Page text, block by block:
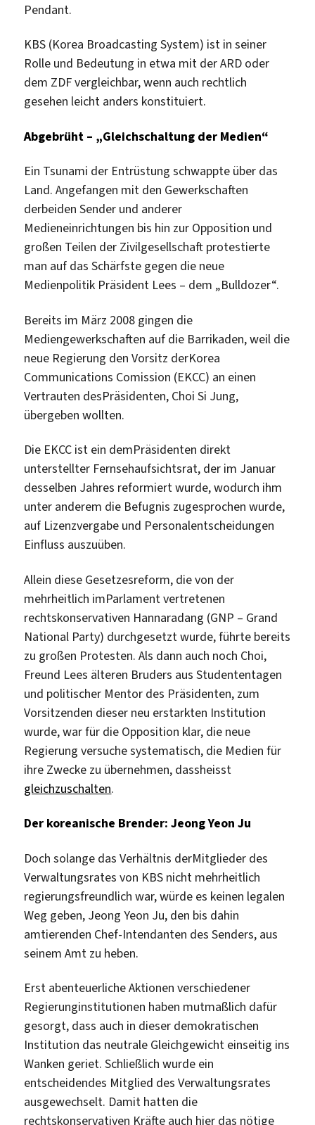
Pendant.
KBS (Korea Broadcasting System) ist in seiner
Rolle und Bedeutung in etwa mit der ARD oder
dem ZDF vergleichbar, wenn auch rechtlich
gesehen leicht anders konstituiert.
Abgebrüht – „Gleichschaltung der Medien“
Ein Tsunami der Entrüstung schwappte über das
Land. Angefangen mit den Gewerkschaften
derbeiden Sender und anderer
Medieneinrichtungen bis hin zur Opposition und
großen Teilen der Zivilgesellschaft protestierte
man auf das Schärfste gegen die neue
Medienpolitik Präsident Lees – dem „Bulldozer“.
Bereits im März 2008 gingen die
Mediengewerkschaften auf die Barrikaden, weil die
neue Regierung den Vorsitz derKorea
Communications Comission (EKCC) an einen
Vertrauten desPräsidenten, Choi Si Jung,
übergeben wollten.
Die EKCC ist ein demPräsidenten direkt
unterstellter Fernsehaufsichtsrat, der im Januar
desselben Jahres reformiert wurde, wodurch ihm
unter anderem die Befugnis zugesprochen wurde,
auf Lizenzvergabe und Personalentscheidungen
Einfluss auszuüben.
Allein diese Gesetzesreform, die von der
mehrheitlich imParlament vertretenen
rechtskonservativen Hannaradang (GNP – Grand
National Party) durchgesetzt wurde, führte bereits
zu großen Protesten. Als dann auch noch Choi,
Freund Lees älteren Bruders aus Studententagen
und politischer Mentor des Präsidenten, zum
Vorsitzenden dieser neu erstarkten Institution
wurde, war für die Opposition klar, die neue
Regierung versuche systematisch, die Medien für
ihre Zwecke zu übernehmen, dassheisst
gleichzuschalten.
Der koreanische Brender: Jeong Yeon Ju
Doch solange das Verhältnis derMitglieder des
Verwaltungsrates von KBS nicht mehrheitlich
regierungsfreundlich war, würde es keinen legalen
Weg geben, Jeong Yeon Ju, den bis dahin
amtierenden Chef-Intendanten des Senders, aus
seinem Amt zu heben.
Erst abenteuerliche Aktionen verschiedener
Regierunginstitutionen haben mutmaßlich dafür
gesorgt, dass auch in dieser demokratischen
Institution das neutrale Gleichgewicht einseitig ins
Wanken geriet. Schließlich wurde ein
entscheidendes Mitglied des Verwaltungsrates
ausgewechselt. Damit hatten die
rechtskonservativen Kräfte auch hier das nötige